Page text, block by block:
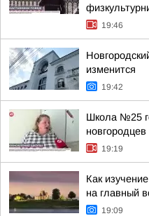
19:46
изменится
19:42
Школа №25
новгородцев
19:19
Как
на главный
19:09